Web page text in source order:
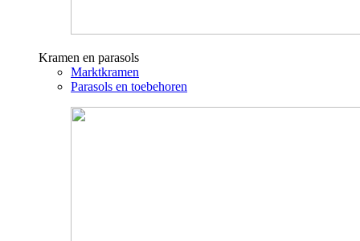
Kramen en parasols
Marktkramen
Parasols en toebehoren